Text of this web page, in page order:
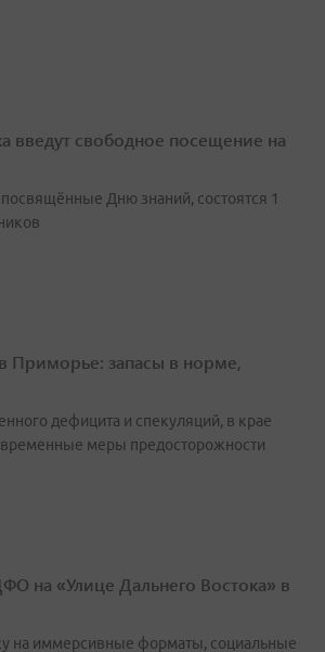
введут свободное посещение на
Дню знаний, состоятся 1
Приморье: запасы в норме,
дефицита и спекуляций, в крае
меры предосторожности
на «Улице Дальнего Востока» в
на иммерсивные форматы, социальные